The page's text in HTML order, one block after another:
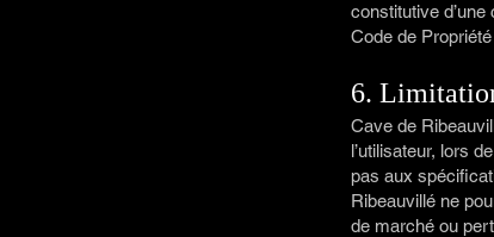
constitutive
Code de
6.
Cave de
l’utilisateur, lors
pas aux
Ribeauvillé ne
de marché ou